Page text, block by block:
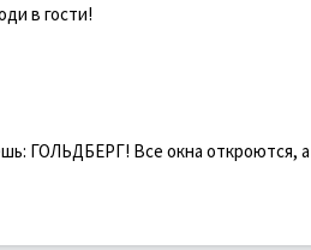
в гости!
ГОЛЬДБЕРГ! Все окна откроются,